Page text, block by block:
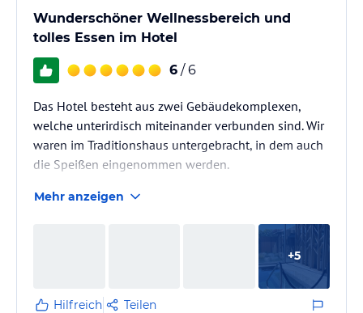
Wunderschöner Wellnessbereich und
tolles Essen im Hotel
6 / 6
Das Hotel besteht aus zwei Gebäudekomplexen,
welche unterirdisch miteinander verbunden sind. Wir
waren im Traditionshaus untergebracht, in dem auch
die Speißen eingenommen werden.
Mehr anzeigen
+5
Hilfreich Teilen